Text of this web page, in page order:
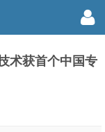
术获首个中国专